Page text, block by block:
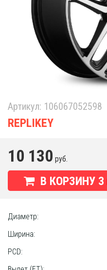
Артикул: 106067052598
RЕPLIKEY
10 130 руб.
В КОРЗИНУ 3
Диаметр:
Ширина:
PCD: